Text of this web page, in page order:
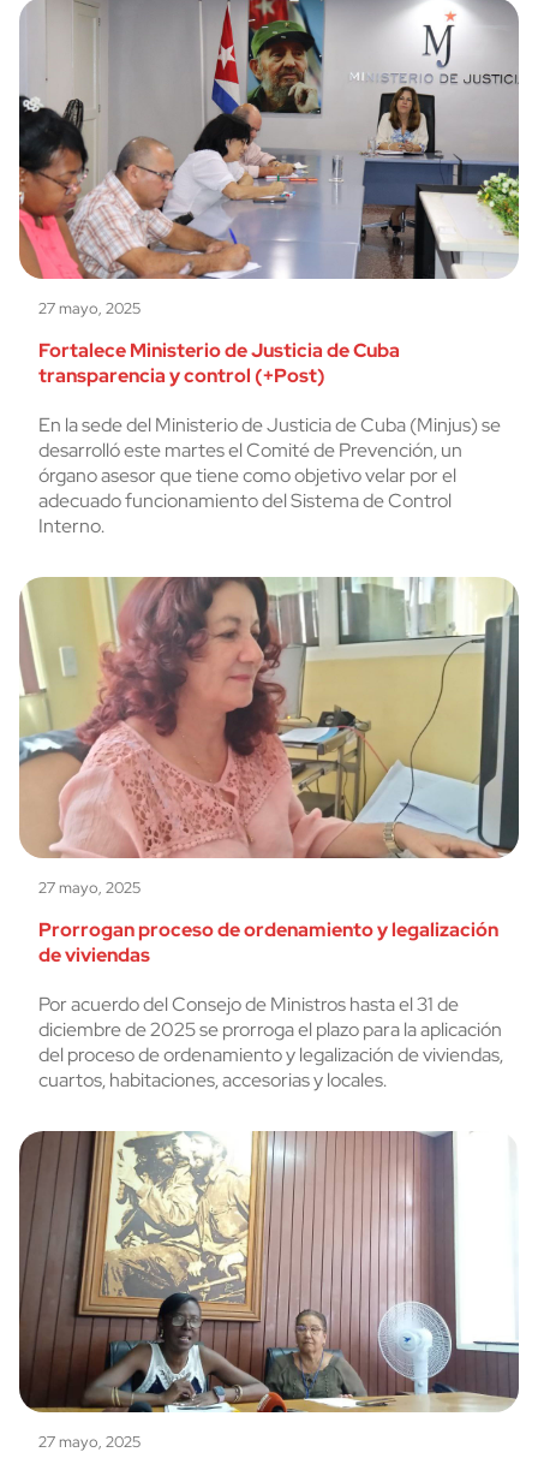
27 mayo, 2025
Fortalece Ministerio de Justicia de Cuba
transparencia y control (+Post)
En la sede del Ministerio de Justicia de Cuba (Minjus) se
desarrolló este martes el Comité de Prevención, un
órgano asesor que tiene como objetivo velar por el
adecuado funcionamiento del Sistema de Control
Interno.
27 mayo, 2025
Prorrogan proceso de ordenamiento y legalización
de viviendas
Por acuerdo del Consejo de Ministros hasta el 31 de
diciembre de 2025 se prorroga el plazo para la aplicación
del proceso de ordenamiento y legalización de viviendas,
cuartos, habitaciones, accesorias y locales.
27 mayo, 2025